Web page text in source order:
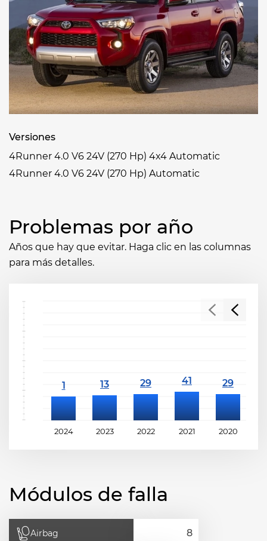
Versiones
4Runner 4.0 V6 24V (270 Hp) 4x4 Automatic
4Runner 4.0 V6 24V (270 Hp) Automatic
Problemas por año
Años que hay que evitar. Haga clic en las columnas
para más detalles.
2024 2023 2022 2021 2020
Módulos de falla
Airbag